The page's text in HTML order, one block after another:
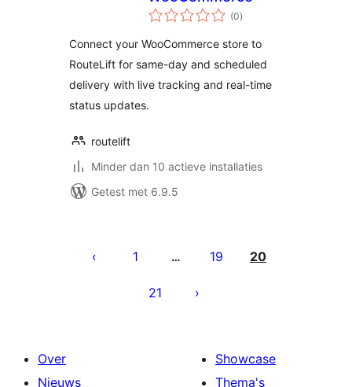
(0totaal
waarderingen
)
Connect your WooCommerce store to
RouteLift for same-day and scheduled
delivery with live tracking and real-time
status updates.
routelift
Minder dan 10 actieve installaties
Getest met 6.9.5
paginering
1 … 19 20
21
Over
Nieuws
Showcase
Thema's